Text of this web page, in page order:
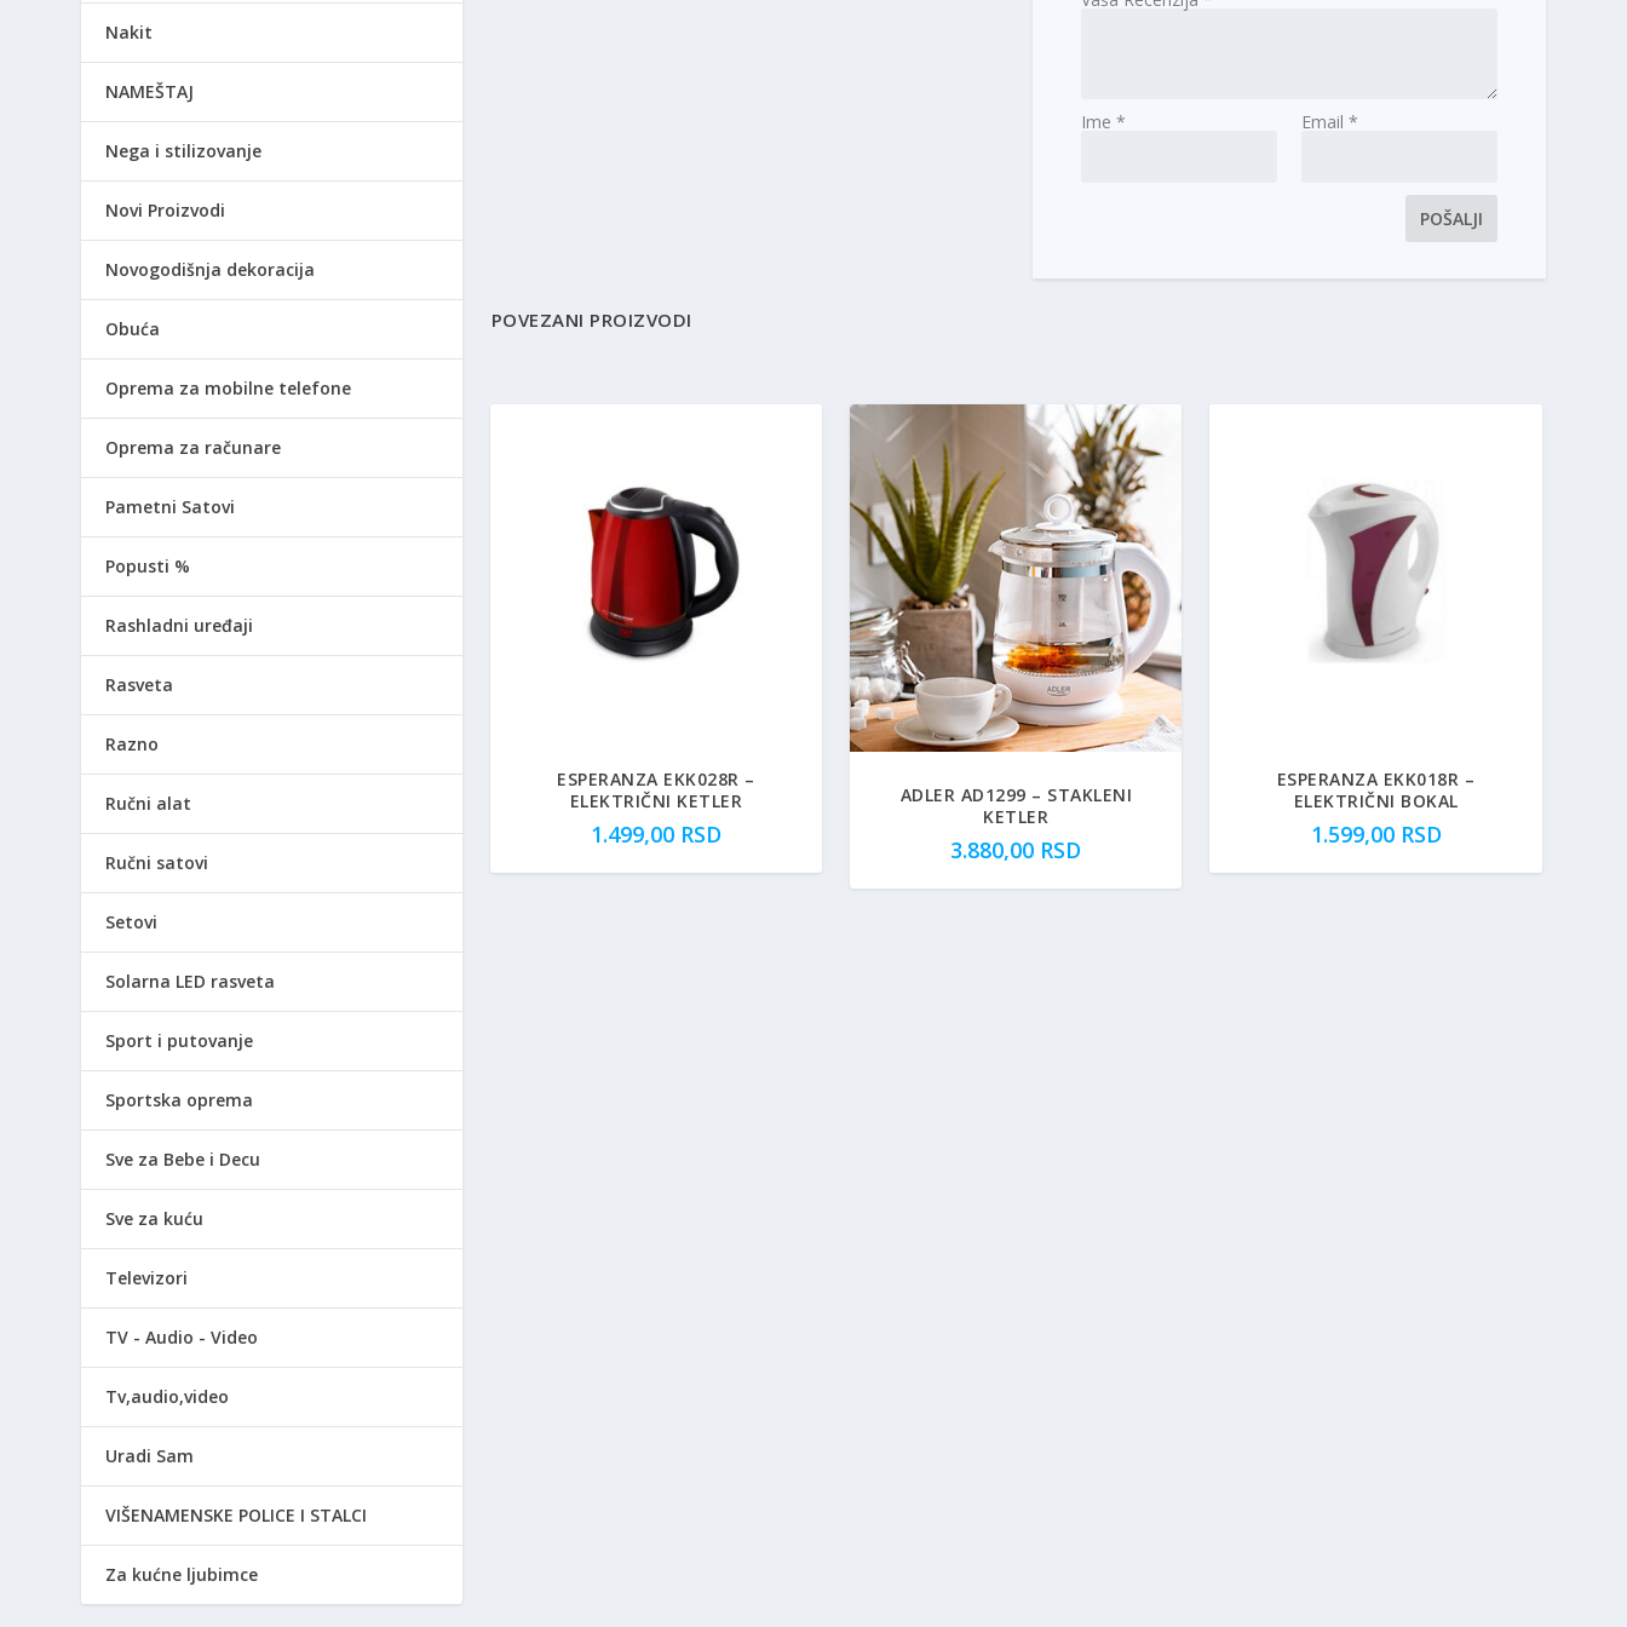
Ime* Email*
POVEZANI PROIZVODI
ESPERANZA EKK028R –
ELEKTRIČNI KETLER
1.499,00 RSD
ADLER AD1299 – STAKLENI
KETLER
3.880,00 RSD
ESPERANZA EKK018R –
ELEKTRIČNI BOKAL
1.599,00 RSD
Nakit
NAMEŠTAJ
Nega i stilizovanje
Novi Proizvodi
Novogodišnja dekoracija
Obuća
Oprema za mobilne telefone
Oprema za računare
Pametni Satovi
Popusti %
Rashladni uređaji
Rasveta
Razno
Ručni alat
Ručni satovi
Setovi
Solarna LED rasveta
Sport i putovanje
Sportska oprema
Sve za Bebe i Decu
Sve za kuću
Televizori
TV - Audio - Video
Tv,audio,video
Uradi Sam
VIŠENAMENSKE POLICE I STALCI
Za kućne ljubimce